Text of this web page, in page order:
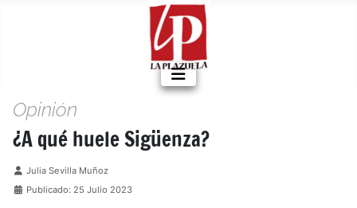
Opinión
¿A qué huele Sigüenza?
Detalles
Julia Sevilla Muñoz
Publicado: 25 Julio 2023